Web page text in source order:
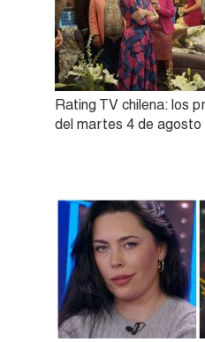
Rating TV chilena: los
del martes 4 de agosto